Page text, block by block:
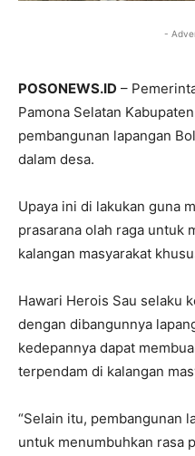
-
POSONEWS.ID –
Pamona Selatan
pembangunan lapangan
dalam desa.
Upaya ini di lakukan guna
prasarana olah raga untuk
kalangan masyarakat
Hawari Herois Sau selaku
dengan dibangunnya
kedepannya dapat
terpendam di kalangan
“Selain itu, pembangunan
untuk menumbuhkan rasa